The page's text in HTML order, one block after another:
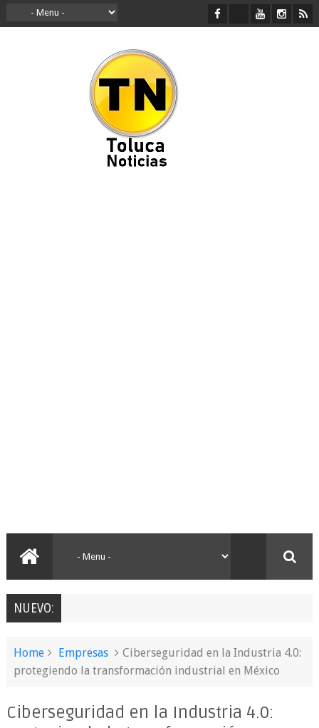
NUEVO:
Home Empresas
Ciberseguridad en la Industria 4.0:
protegiendo la transformación industrial en México
Ciberseguridad en la Industria 4.0: